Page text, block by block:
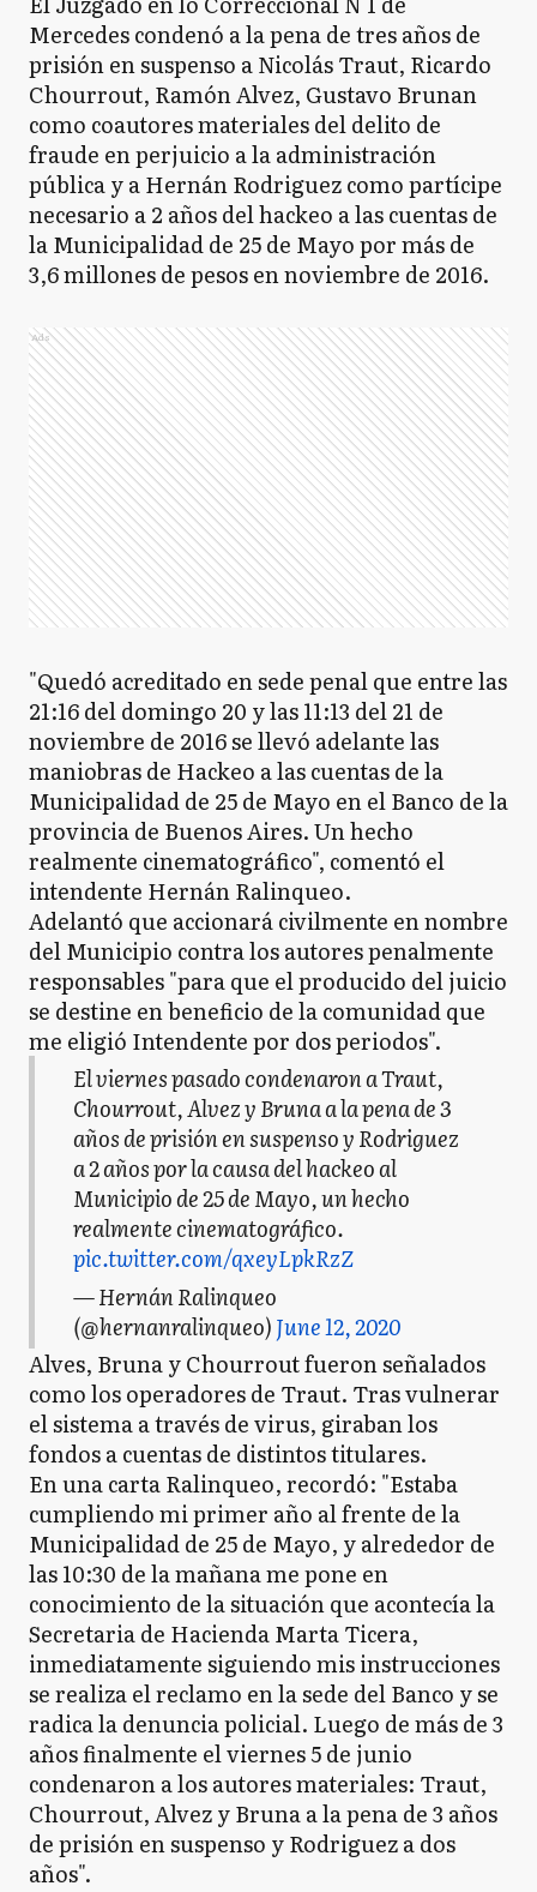
Mercedes condenó a la pena de tres años de
prisión en suspenso a Nicolás Traut, Ricardo
Chourrout, Ramón Alvez, Gustavo Brunan
como coautores materiales del delito de
fraude en perjuicio a la administración
pública y a Hernán Rodriguez como partícipe
necesario a 2 años del hackeo a las cuentas de
la Municipalidad de 25 de Mayo por más de
3,6 millones de pesos en noviembre de 2016.
Ads
"Quedó acreditado en sede penal que entre las
21:16 del domingo 20 y las 11:13 del 21 de
noviembre de 2016 se llevó adelante las
maniobras de Hackeo a las cuentas de la
Municipalidad de 25 de Mayo en el Banco de la
provincia de Buenos Aires. Un hecho
realmente cinematográfico", comentó el
intendente Hernán Ralinqueo.
Adelantó que accionará civilmente en nombre
del Municipio contra los autores penalmente
responsables "para que el producido del juicio
se destine en beneficio de la comunidad que
me eligió Intendente por dos periodos".
El viernes pasado condenaron a Traut,
Chourrout, Alvez y Bruna a la pena de 3
años de prisión en suspenso y Rodriguez
a 2 años por la causa del hackeo al
Municipio de 25 de Mayo, un hecho
realmente cinematográfico.
pic.twitter.com/qxeyLpkRzZ
— Hernán Ralinqueo
(@hernanralinqueo)June 12, 2020
Alves, Bruna y Chourrout fueron señalados
como los operadores de Traut. Tras vulnerar
el sistema a través de virus, giraban los
fondos a cuentas de distintos titulares.
En una carta Ralinqueo, recordó: "Estaba
cumpliendo mi primer año al frente de la
Municipalidad de 25 de Mayo, y alrededor de
las 10:30 de la mañana me pone en
conocimiento de la situación que acontecía la
Secretaria de Hacienda Marta Ticera,
inmediatamente siguiendo mis instrucciones
se realiza el reclamo en la sede del Banco y se
radica la denuncia policial. Luego de más de 3
años finalmente el viernes 5 de junio
condenaron a los autores materiales: Traut,
Chourrout, Alvez y Bruna a la pena de 3 años
de prisión en suspenso y Rodriguez a dos
años".